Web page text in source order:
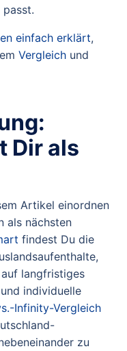
einfach erklärt,
Vergleich und
Dir als
Artikel einordnen
als nächsten
findest Du die
langfristiges
individuelle
Infinity-Vergleich
zu